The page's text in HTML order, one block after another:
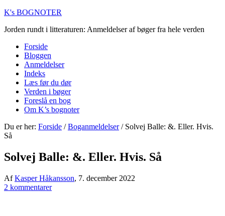
K's BOGNOTER
Jorden rundt i litteraturen: Anmeldelser af bøger fra hele verden
Forside
Bloggen
Anmeldelser
Indeks
Læs før du dør
Verden i bøger
Foreslå en bog
Om K’s bognoter
Du er her: Forside / Boganmeldelser /Solvej Balle: &. Eller. Hvis.
Så
Solvej Balle: &. Eller. Hvis. Så
AfKasper Håkansson, 7. december 2022
2 kommentarer